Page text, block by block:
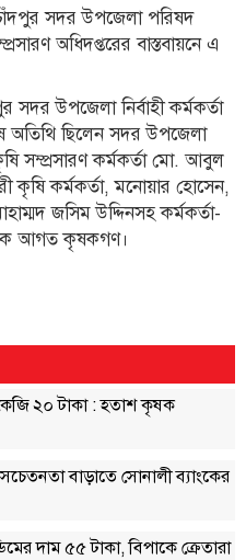
সদর উপজেলা পরিষদ
অধিদপ্তরের বাস্তবায়নে এ
সদর উপজেলা নির্বাহী কর্মকর্তা
ছিলেন সদর উপজেলা
সম্প্রসারণ কর্মকর্তা মো. আবুল
কর্মকর্তা, মনোয়ার হোসেন,
জসিম উদ্দিনসহ কর্মকর্তা-
আগত কৃষকগণ।
২০ টাকা : হতাশ কৃষক
বাড়াতে সোনালী ব্যাংকের
দাম ৫৫ টাকা, বিপাকে ক্রেতারা